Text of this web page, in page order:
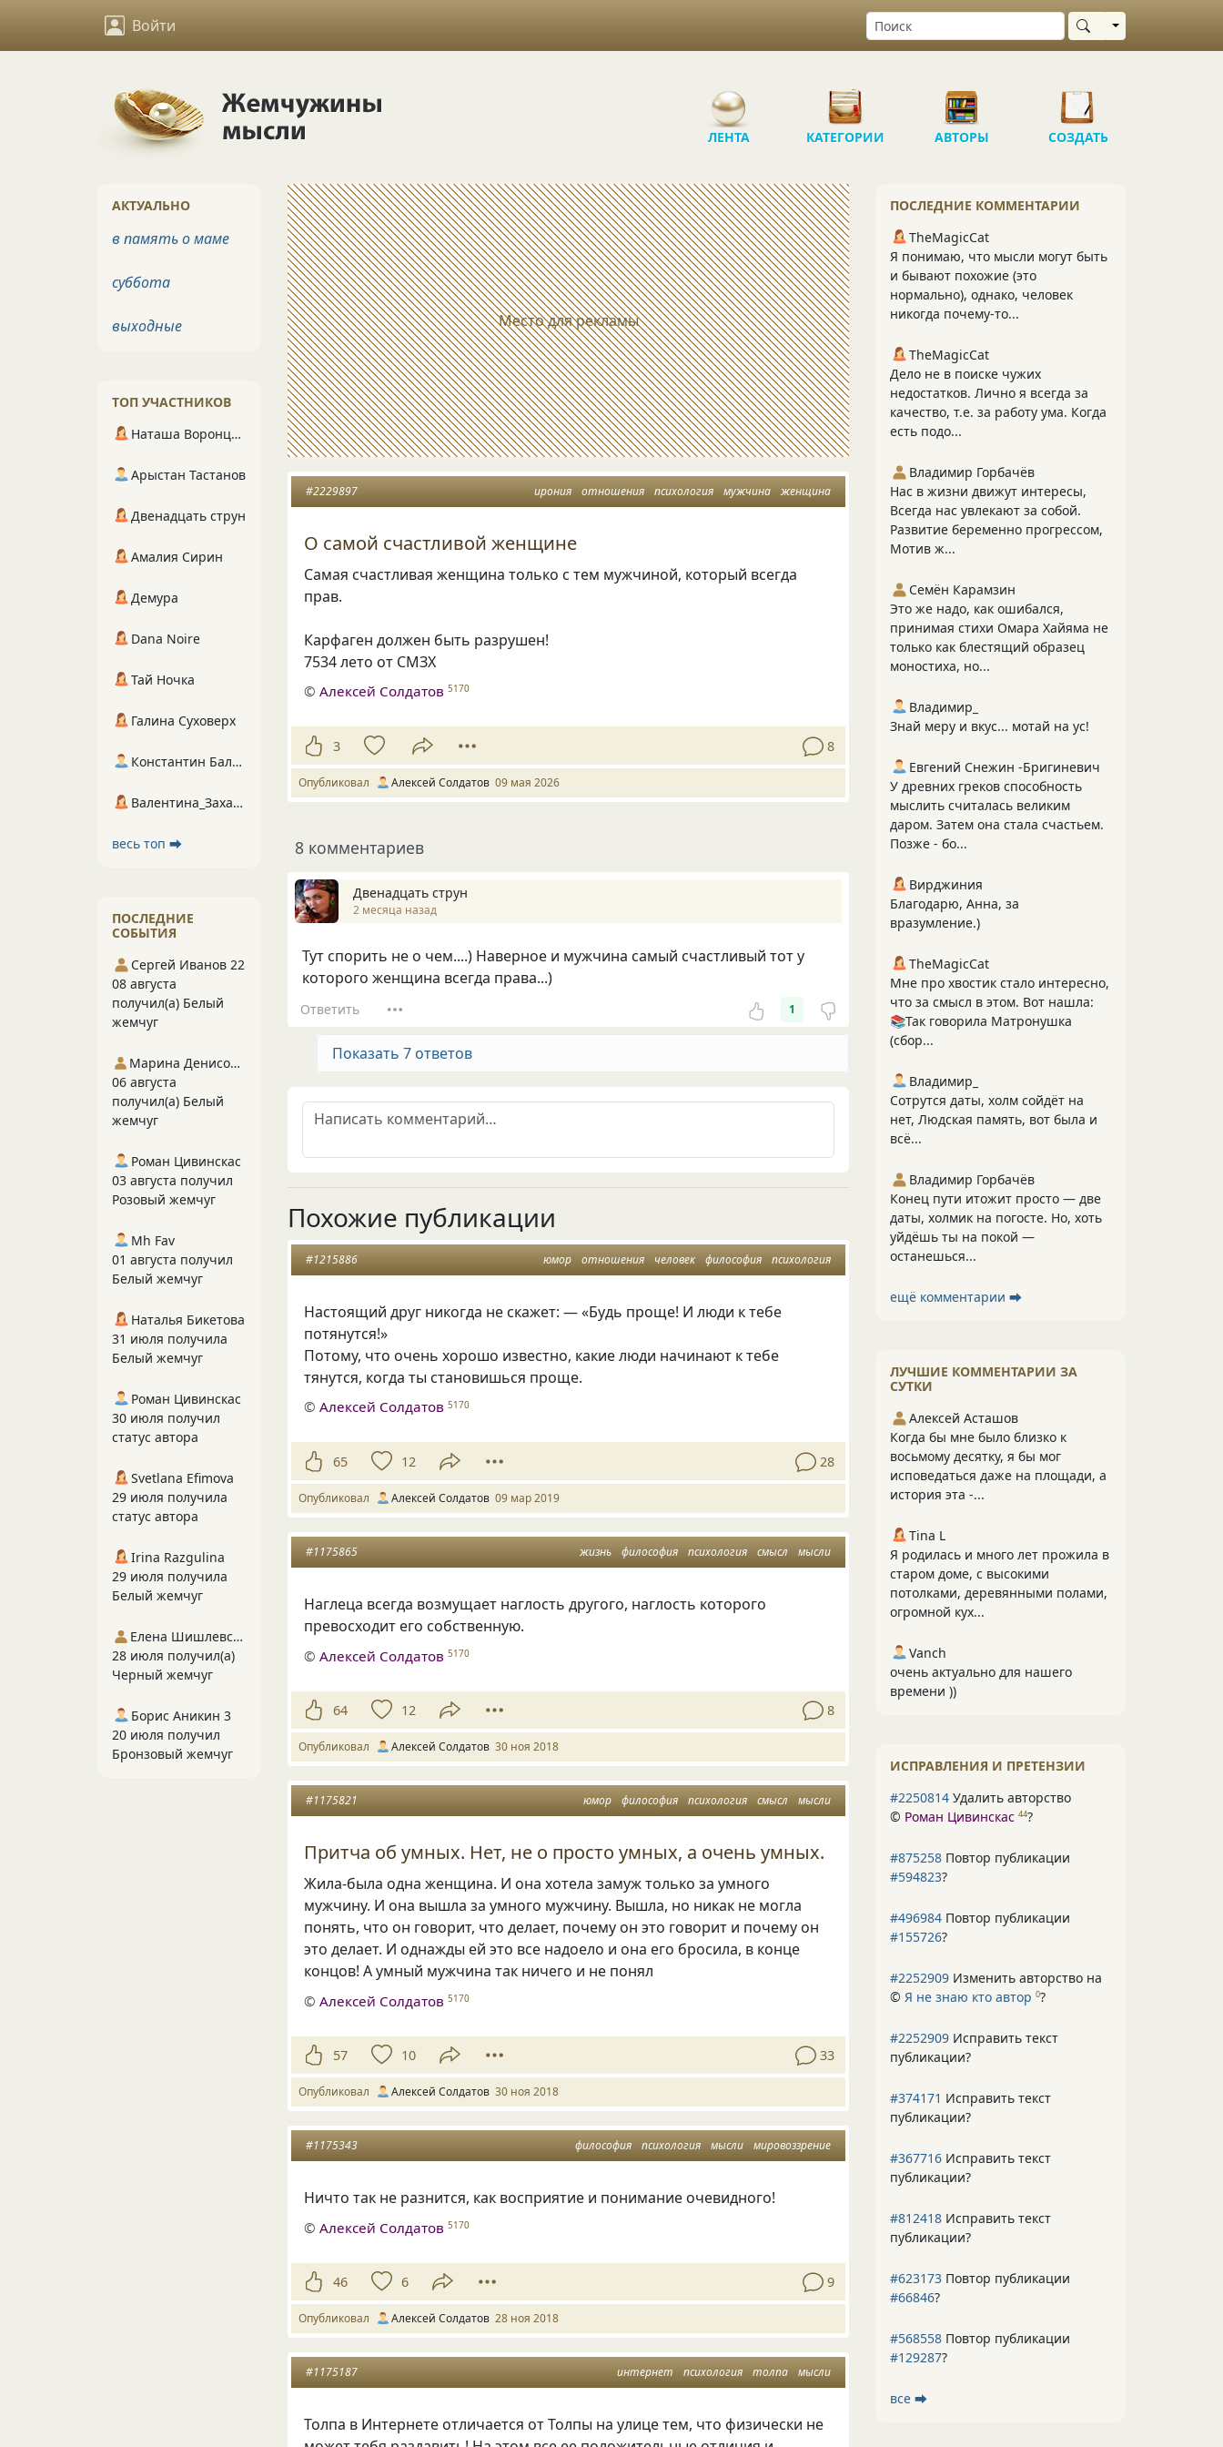
Войти Выбрать область
ЛЕНТА КАТЕГОРИИ АВТОРЫ СОЗДАТЬ
Место для рекламы
ирония отношения психология мужчина женщина
#2229897
О самой счастливой женщине
Самая счастливая женщина только с тем мужчиной, который всегда
прав.
Карфаген должен быть разрушен!
7534 лето от СМЗХ
©Алексей Солдатов 5170
3 8
Опубликовал Алексей Солдатов 09 мая 2026
8 комментариев
Двенадцать струн
2 месяца назад
Тут спорить не о чем....) Наверное и мужчина самый счастливый тот у
которого женщина всегда права...)
Ответить 1
Показать 7 ответов
Похожие публикации
юмор отношения человек философия психология
#1215886
Настоящий друг никогда не скажет: — «Будь проще! И люди к тебе
потянутся!»
Потому, что очень хорошо известно, какие люди начинают к тебе
тянутся, когда ты становишься проще.
©Алексей Солдатов 5170
65 12 28
Опубликовал Алексей Солдатов 09 мар 2019
жизнь философия психология смысл мысли
#1175865
Наглеца всегда возмущает наглость другого, наглость которого
превосходит его собственную.
©Алексей Солдатов 5170
64 12 8
Опубликовал Алексей Солдатов 30 ноя 2018
юмор философия психология смысл мысли
#1175821
Притча об умных. Нет, не о просто умных, а очень умных.
Жила-была одна женщина. И она хотела замуж только за умного
мужчину. И она вышла за умного мужчину. Вышла, но никак не могла
понять, что он говорит, что делает, почему он это говорит и почему он
это делает. И однажды ей это все надоело и она его бросила, в конце
концов! А умный мужчина так ничего и не понял
©Алексей Солдатов 5170
57 10 33
Опубликовал Алексей Солдатов 30 ноя 2018
философия психология мысли мировоззрение
#1175343
Ничто так не разнится, как восприятие и понимание очевидного!
©Алексей Солдатов 5170
46 6 9
Опубликовал Алексей Солдатов 28 ноя 2018
интернет психология толпа мысли
#1175187
Толпа в Интернете отличается от Толпы на улице тем, что физически не
ПОСЛЕДНИЕ КОММЕНТАРИИ
TheMagicCat
Я понимаю, что мысли могут быть
и бывают похожие (это
нормально), однако, человек
никогда почему-то...
TheMagicCat
Дело не в поиске чужих
недостатков. Лично я всегда за
качество, т.е. за работу ума. Когда
есть подо...
Владимир Горбачёв
Нас в жизни движут интересы,
Всегда нас увлекают за собой.
Развитие беременно прогрессом,
Мотив ж...
Семён Карамзин
Это же надо, как ошибался,
принимая стихи Омара Хайяма не
только как блестящий образец
моностиха, но...
Владимир_
Знай меру и вкус... мотай на ус!
Евгений Снежин -Бригиневич
У древних греков способность
мыслить считалась великим
даром. Затем она стала счастьем.
Позже - бо...
Вирджиния
Благодарю, Анна, за
вразумление.)
TheMagicCat
Мне про хвостик стало интересно,
что за смысл в этом. Вот нашла:
📚Так говорила Матронушка
(сбор...
Владимир_
Сотрутся даты, холм сойдёт на
нет, Людская память, вот была и
всё...
Владимир Горбачёв
Конец пути итожит просто — две
даты, холмик на погосте. Но, хоть
уйдёшь ты на покой —
останешься...
ещё комментарии ⮕
ЛУЧШИЕ КОММЕНТАРИИ ЗА
СУТКИ
Алексей Асташов
Когда бы мне было близко к
восьмому десятку, я бы мог
исповедаться даже на площади, а
история эта -...
Tina L
Я родилась и много лет прожила в
старом доме, с высокими
потолками, деревянными полами,
огромной кух...
Vanch
очень актуально для нашего
времени ))
ИСПРАВЛЕНИЯ И ПРЕТЕНЗИИ
#2250814 Удалить авторство
© Роман Цивинскас 44?
#875258 Повтор публикации
#594823?
#496984 Повтор публикации
#155726?
#2252909 Изменить авторство на
© Я не знаю кто автор 0?
#2252909 Исправить текст
публикации?
#374171 Исправить текст
публикации?
#367716 Исправить текст
публикации?
#812418 Исправить текст
публикации?
#623173 Повтор публикации
#66846?
#568558 Повтор публикации
#129287?
все ⮕
АКТУАЛЬНО
в память о маме
суббота
выходные
ТОП УЧАСТНИКОВ
Наташа Воронцова
Арыстан Тастанов
Двенадцать струн
Амалия Сирин
Демура
Dana Noire
Тай Ночка
Галина Суховерх
Константин Балухта
Валентина_Захарова
весь топ ⮕
ПОСЛЕДНИЕ
СОБЫТИЯ
Сергей Иванов 22
08 августа
получил(а) Белый
жемчуг
Марина Денисова 5
06 августа
получил(а) Белый
жемчуг
Роман Цивинскас
03 августа получил
Розовый жемчуг
Mh Fav
01 августа получил
Белый жемчуг
Наталья Бикетова
31 июля получила
Белый жемчуг
Роман Цивинскас
30 июля получил
статус автора
Svetlana Efimova
29 июля получила
статус автора
Irina Razgulina
29 июля получила
Белый жемчуг
Елена Шишлевская
28 июля получил(а)
Черный жемчуг
Борис Аникин 3
20 июля получил
Бронзовый жемчуг